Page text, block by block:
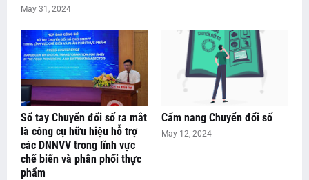
May 31, 2024
Sổ tay Chuyển đổi số ra mắt
là công cụ hữu hiệu hỗ trợ
các DNNVV trong lĩnh vực
chế biến và phân phối thực
phẩm
Cẩm nang Chuyển đổi số
May 12, 2024